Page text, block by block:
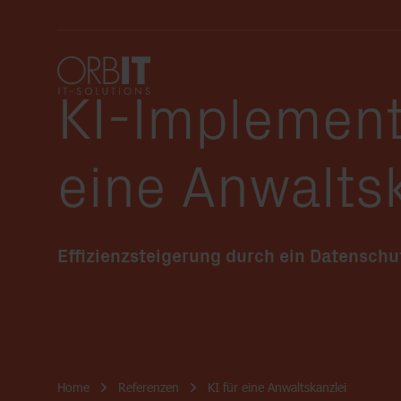
Business Apps
New Work
Cloud & Infrastruktur
Services
KI-
eine
Effizienzsteigerung durch ein
Breadcrumb-Navigation
Home Referenzen KI für eine Anwaltskanzlei